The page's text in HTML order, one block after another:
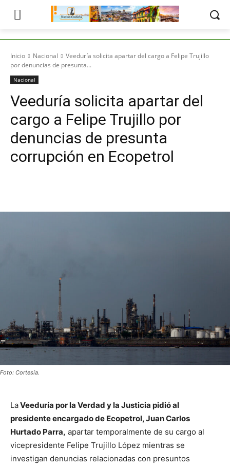
Inicio Nacional
Veeduría solicita apartar del cargo a Felipe Trujillo
por denuncias de presunta...
Nacional
Veeduría solicita apartar del
cargo a Felipe Trujillo por
denuncias de presunta
corrupción en Ecopetrol
Foto: Cortesía.
LaVeeduría por la Verdad y la Justicia pidió al
presidente encargado de Ecopetrol, Juan Carlos
Hurtado Parra, apartar temporalmente de su cargo al
vicepresidente Felipe Trujillo López mientras se
investigan denuncias relacionadas con presuntos